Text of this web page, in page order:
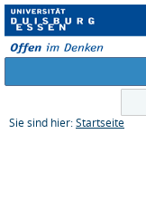
Sie sind hier: Startseite